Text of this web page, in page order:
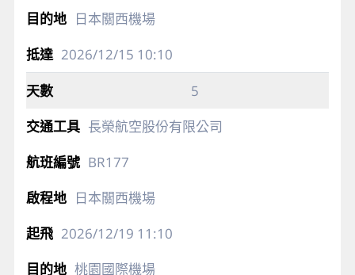
1
長榮航空股份有限公司
BR178
桃園國際機場
2026/12/15 06:30
日本關西機場